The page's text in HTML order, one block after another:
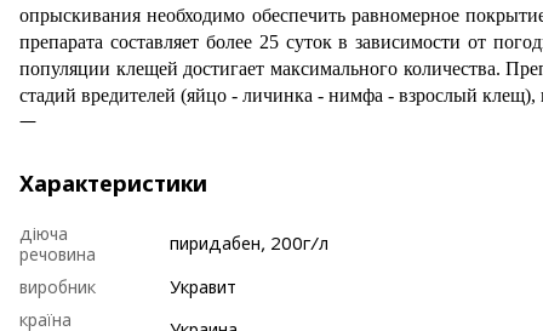
опрыскивания необходимо обеспечить равномерное
препарата составляет более 25 суток в зависимости от
популяции клещей достигает максимального количества.
стадий вредителей (яйцо - личинка - нимфа - взрослый
Характеристики
діюча
речовина
пиридабен, 200г/л
виробник
Укравит
країна